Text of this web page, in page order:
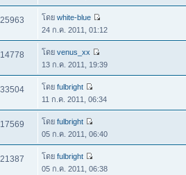
25963 โดยwhite-blue
24 ก.ค. 2011, 01:12
14778 โดยvenus_xx
13 ก.ค. 2011, 19:39
33504 โดยfulbright
11 ก.ค. 2011, 06:34
17569 โดยfulbright
05 ก.ค. 2011, 06:40
21387 โดยfulbright
05 ก.ค. 2011, 06:38